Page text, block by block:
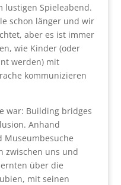
lustigen Spieleabend.
schon länger und wir
aber es ist immer
wie Kinder (oder
werden) mit
kommunizieren
war: Building bridges
Anhand
Museumbesuche
zwischen uns und
über die
mit seinen